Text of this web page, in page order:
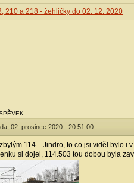
210 a 218 - žehličky do 02. 12. 2020
02. prosince 2020 - 20:51:00
114... Jindro, to co jsi viděl bylo i
si dojel, 114.503 tou dobou byla